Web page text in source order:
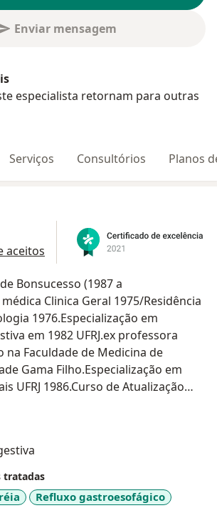
Enviar mensagem
especialista retornam para outras
Serviços Consultórios Planos
aceitos
Bonsucesso (1987 a
Clinica Geral 1975/Residência
1976.Especialização em
em 1982 UFRJ.ex professora
na Faculdade de Medicina de
Gama Filho.Especialização em
UFRJ 1986.Curso de Atualização
Clinica 1986 a 2016 na
Digestivo como medica
tambem anualmente do
de gastroenterologia da
de Janeiro.
tratadas
Refluxo gastroesofágico